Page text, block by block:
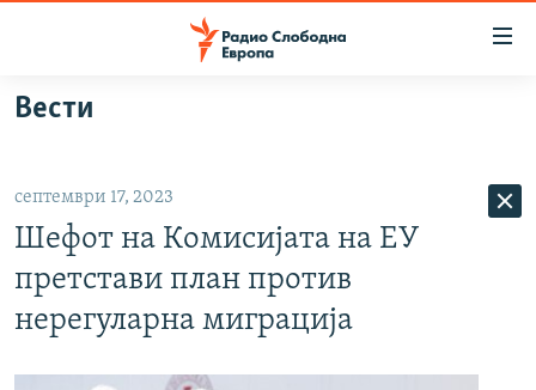
Оди
на
главната
навигација
Премини
на
ВИЗУЕЛНО
ВЕСТИ
ШТО ТРЕБА ДА ЗНАЕТЕ
ПРИЈАВИ СЕ ЗА ЊУЗЛЕТЕР
Вести
септември 17, 2023
Шефот на Комисијата на ЕУ
претстави план против
нерегуларна миграција